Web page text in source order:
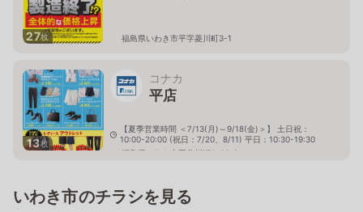
27枚 福島県いわき市平字菱川町3-1
13枚
コナカ
平店
【夏季営業時間 ＜7/13(月)～9/18(金)＞】 土日祝：
10:00-20:00 (祝日：7/20、8/11) 平日：10:30-19:30
福島県いわき市平谷川瀬3-26-2
いわき市のチラシを見る